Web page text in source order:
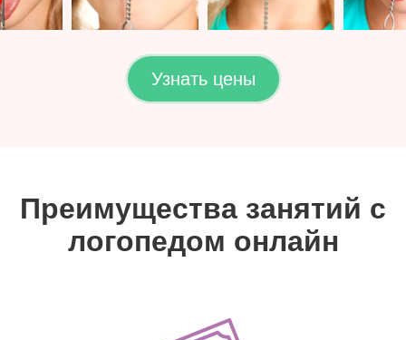
Узнать цены
Преимущества занятий с
логопедом онлайн